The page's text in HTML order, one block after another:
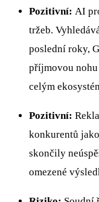
Pozitivní: AI
tržeb.
poslední roky,
příjmovou
celým
Pozitivní:
konkurentů
skončily
omezené